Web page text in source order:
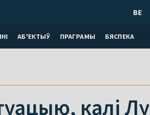
АБ'ЕКТЫЎ ПРАГРАМЫ БЯСПЕКА
BE
калі